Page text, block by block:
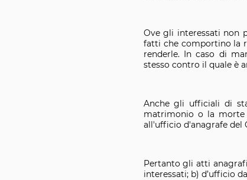
Ove gli interessati non
fatti che comportino la
renderle. In caso di
stesso contro il quale è
Anche gli ufficiali di
matrimonio o la morte
all'ufficio d'anagrafe del
Pertanto gli atti
interessati; b) d’ufficio